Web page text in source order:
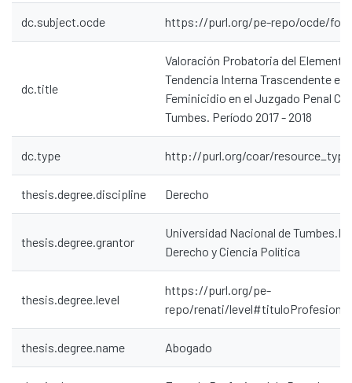
Communities & Collections
All of DSpace
Statistics
dc.subject.ocde https://purl.org/pe-repo/ocde/
dc.title
Valoración Probatoria del Elemento
Tendencia Interna Trascendente en
Feminicidio en el Juzgado Penal
Tumbes. Período 2017 - 2018
dc.type http://purl.org/coar/
thesis.degree.discipline Derecho
thesis.degree.grantor
Universidad Nacional de
Derecho y Ciencia Política
thesis.degree.level
https://purl.org/pe-
repo/renati/level#tituloProfesional
thesis.degree.name Abogado